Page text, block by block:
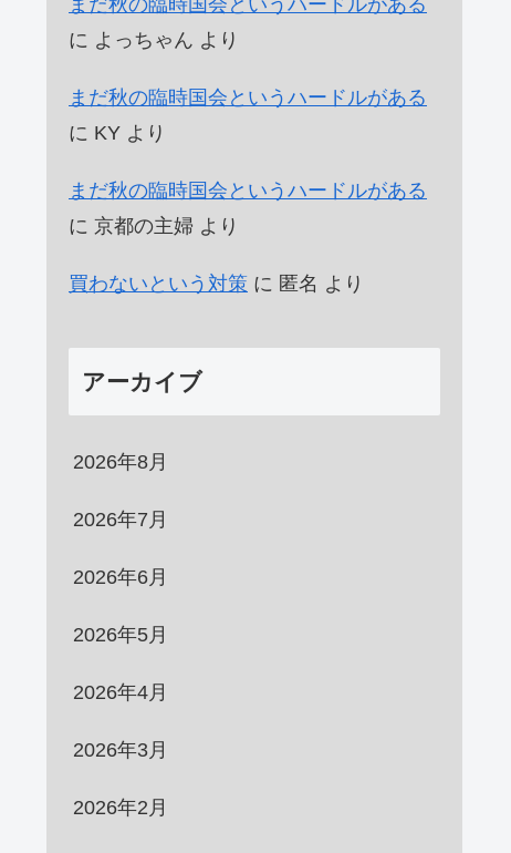
まだ秋の臨時国会というハードルがある
に よっちゃん より
まだ秋の臨時国会というハードルがある
に KY より
まだ秋の臨時国会というハードルがある
に 京都の主婦 より
買わないという対策 に 匿名 より
アーカイブ
2026年8月
2026年7月
2026年6月
2026年5月
2026年4月
2026年3月
2026年2月